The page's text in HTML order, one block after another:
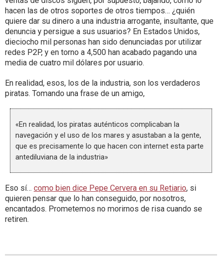
hacen las de otros soportes de otros tiempos… ¿quién
quiere dar su dinero a una industria arrogante, insultante, que
denuncia y persigue a sus usuarios? En Estados Unidos,
dieciocho mil personas han sido denunciadas por utilizar
redes P2P, y en torno a 4,500 han acabado pagando una
media de cuatro mil dólares por usuario.
En realidad, esos, los de la industria, son los verdaderos
piratas. Tomando una frase de un amigo,
«En realidad, los piratas auténticos complicaban la
navegación y el uso de los mares y asustaban a la gente,
que es precisamente lo que hacen con internet esta parte
antediluviana de la industria»
Eso sí… como bien dice Pepe Cervera en su Retiario, si
quieren pensar que lo han conseguido, por nosotros,
encantados. Prometemos no morirnos de risa cuando se
retiren.